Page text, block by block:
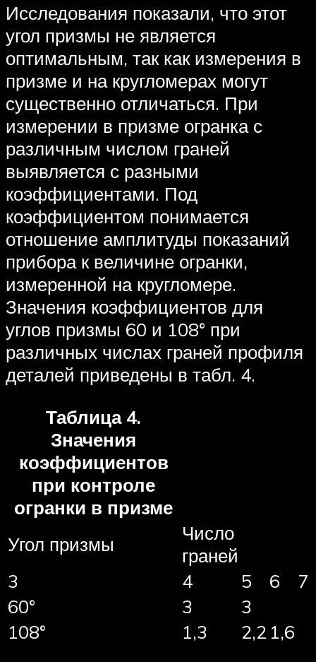
Исследования показали, что этот
угол призмы не является
оптимальным, так как измерения в
призме и на кругломерах могут
существенно отличаться. При
измерении в призме огранка с
различным числом граней
выявляется с разными
коэффициентами. Под
коэффициентом понимается
отношение амплитуды показаний
прибора к величине огранки,
измеренной на кругломере.
Значения коэффициентов для
углов призмы 60 и 108° при
различных числах граней профиля
деталей приведены в табл. 4.
Таблица 4.
Значения
коэффициентов
при контроле
огранки в призме
Угол призмы
Число
граней
3
4 5 6
7
60°
3
3
108°
1,3 2,2 1,6